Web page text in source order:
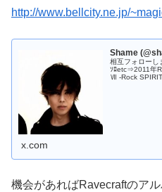
http://www.bellcity.ne.jp/
Shame
相互フォロー
ｿﾛetc⇒2011年
Ⅶ -Rock
x.com
機会があればRavecraftのアル